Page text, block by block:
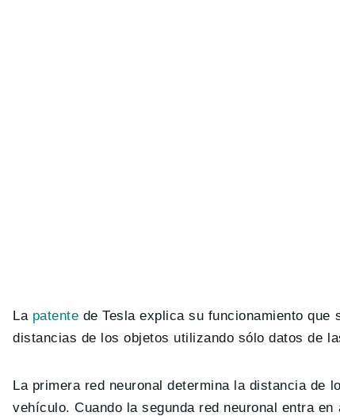
La patente de Tesla explica su funcionamiento que
distancias de los objetos utilizando sólo datos de
La primera red neuronal determina la distancia de
vehículo. Cuando la segunda red neuronal entra